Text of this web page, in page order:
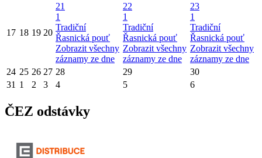
17 18 19 20
21
1
Tradiční
Řasnická pouť
Zobrazit všechny
záznamy ze dne
22
1
Tradiční
Řasnická pouť
Zobrazit všechny
záznamy ze dne
23
1
Tradiční
Řasnická pouť
Zobrazit všechny
záznamy ze dne
24 25 26 27 28 29
30
31 1 2 3 4 5 6
ČEZ odstávky